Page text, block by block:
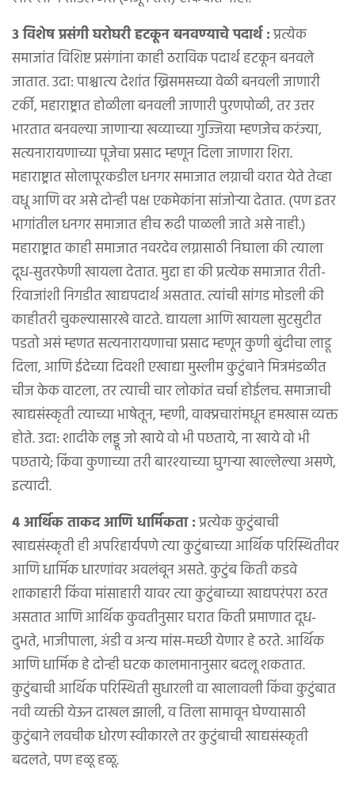
३ विशेष प्रसंगी घरोघरी हटकून बनवण्याचे पदार्थ :प्रत्येक
समाजांत विशिष्ट प्रसंगांना काही ठराविक पदार्थ हटकून बनवले
जातात. उदा: पाश्चात्य देशांत ख्रिसमसच्या वेळी बनवली जाणारी
टर्की, महाराष्ट्रात होळीला बनवली जाणारी पुरणपोळी, तर उत्तर
भारतात बनवल्या जाणाऱ्या खव्याच्या गुज्जिया म्हणजेच करंज्या,
सत्यनारायणाच्या पूजेचा प्रसाद म्हणून दिला जाणारा शिरा.
महाराष्ट्रात सोलापूरकडील धनगर समाजात लग्नाची वरात येते तेव्हा
वधू आणि वर असे दोन्ही पक्ष एकमेकांना सांजोऱ्या देतात. (पण इतर
भागांतील धनगर समाजात हीच रूढी पाळली जाते असे नाही.)
महाराष्ट्रात काही समाजात नवरदेव लग्नासाठी निघाला की त्याला
दूध-सुतरफेणी खायला देतात. मुद्दा हा की प्रत्येक समाजात रीती-
रिवाजांशी निगडीत खाद्यपदार्थ असतात. त्यांची सांगड मोडली की
काहीतरी चुकल्यासारखे वाटते. द्यायला आणि खायला सुटसुटीत
पडतो असं म्हणत सत्यनारायणाचा प्रसाद म्हणून कुणी बुंदीचा लाडू
दिला, आणि ईदेच्या दिवशी एखाद्या मुस्लीम कुटुंबाने मित्रमंडळीत
चीज केक वाटला, तर त्याची चार लोकांत चर्चा होईलच. समाजाची
खाद्यसंस्कृती त्याच्या भाषेतून, म्हणी, वाक्प्रचारांमधून हमखास व्यक्त
होते. उदा: शादीके लड्डू जो खाये वो भी पछताये, ना खाये वो भी
पछताये; किंवा कुणाच्या तरी बारश्याच्या घुगऱ्या खाल्लेल्या असणे,
इत्यादी.
४ आर्थिक ताकद आणि धार्मिकता :प्रत्येक कुटुंबाची
खाद्यसंस्कृती ही अपरिहार्यपणे त्या कुटुंबाच्या आर्थिक परिस्थितीवर
आणि धार्मिक धारणांवर अवलंबून असते. कुटुंब किती कडवे
शाकाहारी किंवा मांसाहारी यावर त्या कुटुंबाच्या खाद्यपरंपरा ठरत
असतात आणि आर्थिक कुवतीनुसार घरात किती प्रमाणात दूध-
दुभते, भाजीपाला, अंडी व अन्य मांस-मच्छी येणार हे ठरते. आर्थिक
आणि धार्मिक हे दोन्ही घटक कालमानानुसार बदलू शकतात.
कुटुंबाची आर्थिक परिस्थिती सुधारली वा खालावली किंवा कुटुंबात
नवी व्यक्ती येऊन दाखल झाली, व तिला सामावून घेण्यासाठी
कुटुंबाने लवचीक धोरण स्वीकारले तर कुटुंबाची खाद्यसंस्कृती
बदलते, पण हळू हळू.